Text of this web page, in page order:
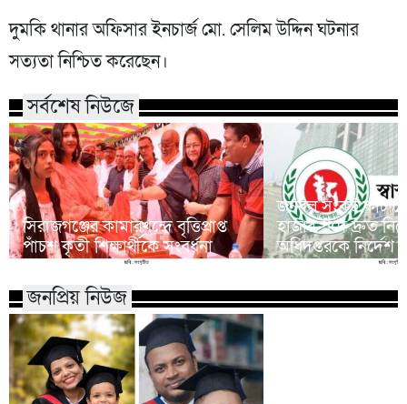
দুমকি থানার অফিসার ইনচার্জ মো. সেলিম উদ্দিন ঘটনার
সত্যতা নিশ্চিত করেছেন।
সর্বশেষ নিউজে
সিরাজগঞ্জের কামারখন্দে বৃত্তিপ্রাপ্ত
পাঁচশ কৃতী শিক্ষার্থীকে সংবর্ধনা
জনবল সংকট
হাজার পদে দ্রুত
অধিদপ্তরকে নির্দেশ
জনপ্রিয় নিউজ